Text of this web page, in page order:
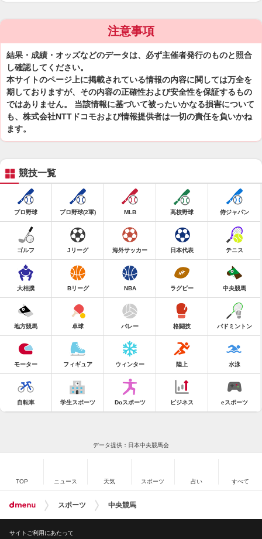
注意事項
結果・成績・オッズなどのデータは、必ず主催者発行のものと照合
し確認してください。
本サイトのページ上に掲載されている情報の内容に関しては万全を
期しておりますが、その内容の正確性および安全性を保証するもの
ではありません。 当該情報に基づいて被ったいかなる損害について
も、株式会社NTTドコモおよび情報提供者は一切の責任を負いかね
ます。
競技一覧
プロ野球 プロ野球(2軍) MLB 高校野球 侍ジャパン
ゴルフ Jリーグ 海外サッカー 日本代表 テニス
大相撲 Bリーグ NBA ラグビー 中央競馬
地方競馬 卓球 バレー 格闘技 バドミントン
モーター フィギュア ウィンター 陸上 水泳
自転車 学生スポーツ Doスポーツ ビジネス eスポーツ
データ提供：日本中央競馬会
TOP ニュース 天気 スポーツ 占い すべて
スポーツ 中央競馬
サイトご利用にあたって